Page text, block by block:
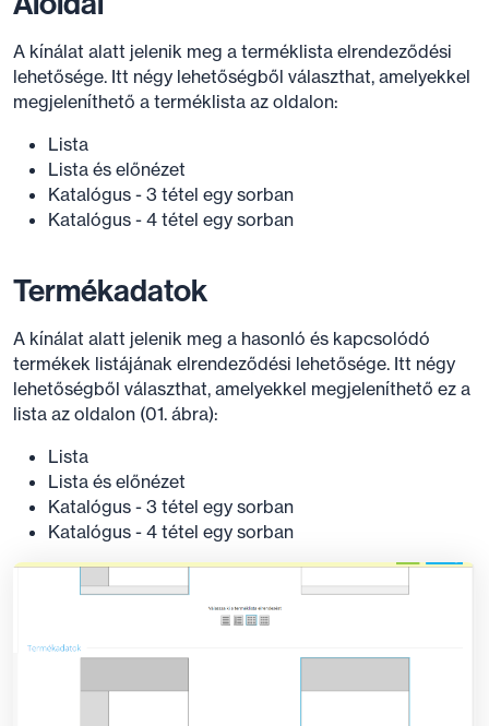
A kínálat alatt jelenik meg a terméklista elrendeződési
lehetősége. Itt négy lehetőségből választhat, amelyekkel
megjeleníthető a terméklista az oldalon:
Lista
Lista és előnézet
Katalógus - 3 tétel egy sorban
Katalógus - 4 tétel egy sorban
Termékadatok
A kínálat alatt jelenik meg a hasonló és kapcsolódó
termékek listájának elrendeződési lehetősége. Itt négy
lehetőségből választhat, amelyekkel megjeleníthető ez a
lista az oldalon (01. ábra):
Lista
Lista és előnézet
Katalógus - 3 tétel egy sorban
Katalógus - 4 tétel egy sorban